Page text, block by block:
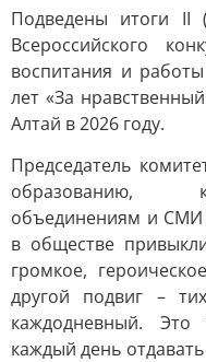
Подведены итоги II
Всероссийского
воспитания и
лет «За
Алтай в 2026 году.
Председатель
образованию,
объединениям и СМИ
в обществе
громкое,
другой подвиг –
каждодневный.
каждый день